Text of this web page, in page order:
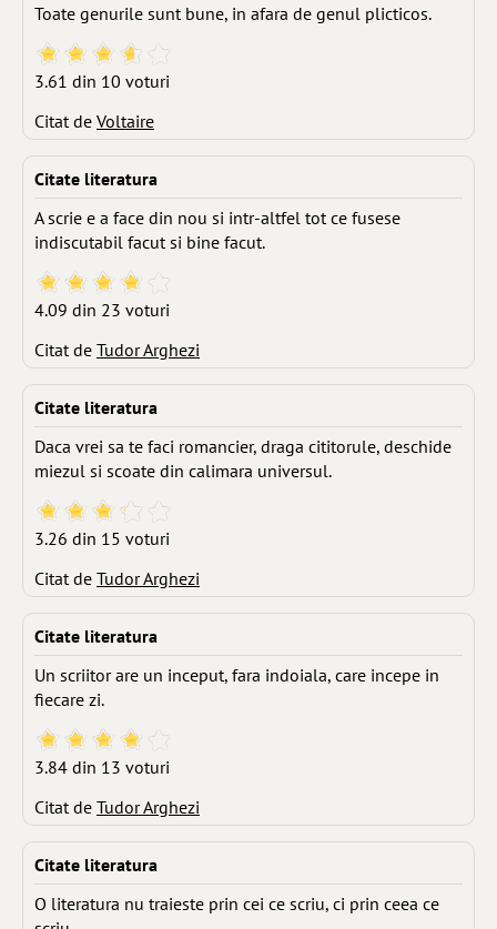
Toate genurile sunt bune, in afara de genul plicticos.
3.61 din 10 voturi
Citat de Voltaire
Citate literatura
A scrie e a face din nou si intr-altfel tot ce fusese
indiscutabil facut si bine facut.
4.09 din 23 voturi
Citat de Tudor Arghezi
Citate literatura
Daca vrei sa te faci romancier, draga cititorule, deschide
miezul si scoate din calimara universul.
3.26 din 15 voturi
Citat de Tudor Arghezi
Citate literatura
Un scriitor are un inceput, fara indoiala, care incepe in
fiecare zi.
3.84 din 13 voturi
Citat de Tudor Arghezi
Citate literatura
O literatura nu traieste prin cei ce scriu, ci prin ceea ce